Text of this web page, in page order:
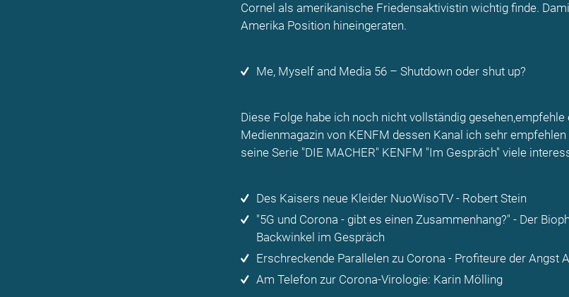
Cornel als amerikanische Friedensaktivistin wichtig finde.
Amerika Position hineingeraten.
Me, Myself and Media 56 – Shutdown oder shut up?
Diese Folge habe ich noch nicht vollständig gesehen,empfehle
Medienmagazin von KENFM dessen Kanal ich sehr
seine Serie "DIE MACHER" KENFM "Im Gespräch" viele
Des Kaisers neue Kleider NuoWisoTV - Robert Stein
"5G und Corona - gibt es einen Zusammenhang?" - Der
Backwinkel im Gespräch
Erschreckende Parallelen zu Corona - Profiteure der Angst
Am Telefon zur Corona-Virologie: Karin Mölling